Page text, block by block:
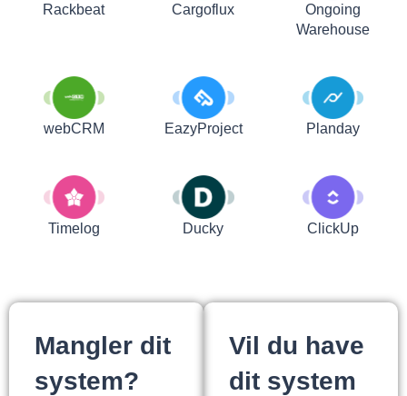
Rackbeat Cargoflux
Ongoing
Warehouse
webCRM EazyProject Planday
Timelog Ducky ClickUp
Mangler dit
system?
Vil du have
dit system